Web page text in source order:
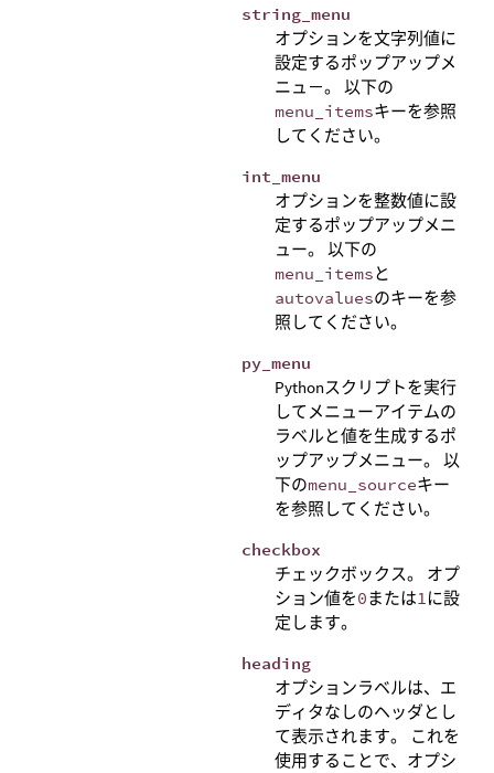
string_menu
オプションを文字列値に
設定するポップアップメ
ニュ－。 以下の
menu_itemsキーを参照
してください。
int_menu
オプションを整数値に設
定するポップアップメニ
ュー。 以下の
menu_itemsと
autovaluesのキーを参
照してください。
py_menu
Pythonスクリプトを実行
してメニューアイテムの
ラベルと値を生成するポ
ップアップメニュー。 以
下のmenu_sourceキー
を参照してください。
checkbox
チェックボックス。 オプ
ション値を0または1に設
定します。
heading
オプションラベルは、エ
ディタなしのヘッダとし
て表示されます。 これを
使用することで、オプシ